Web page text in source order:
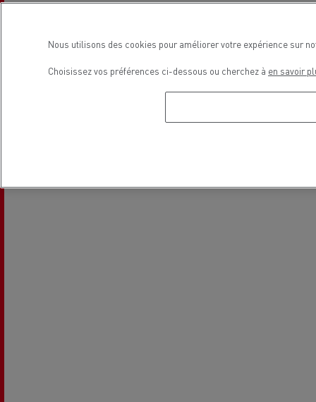
Nous utilisons des cookies pour améliorer votre expérience sur
Choisissez vos préférences ci-dessous ou cherchez à en savoir